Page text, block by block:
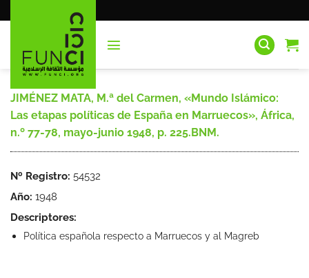
al
JIMÉNEZ MATA, M.ª del Carmen, «Mundo Islámico:
Las etapas políticas de España en Marruecos», África,
n.º 77-78, mayo-junio 1948, p. 225.BNM.
Nº Registro: 54532
Año: 1948
Descriptores:
Política española respecto a Marruecos y al Magreb